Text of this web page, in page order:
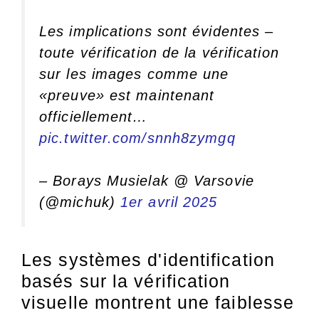
Les implications sont évidentes –
toute vérification de la vérification
sur les images comme une
«preuve» est maintenant
officiellement…
pic.twitter.com/snnh8zymgq
– Borays Musielak @ Varsovie
(@michuk) 1er avril 2025
Les systèmes d'identification
basés sur la vérification
visuelle montrent une faiblesse